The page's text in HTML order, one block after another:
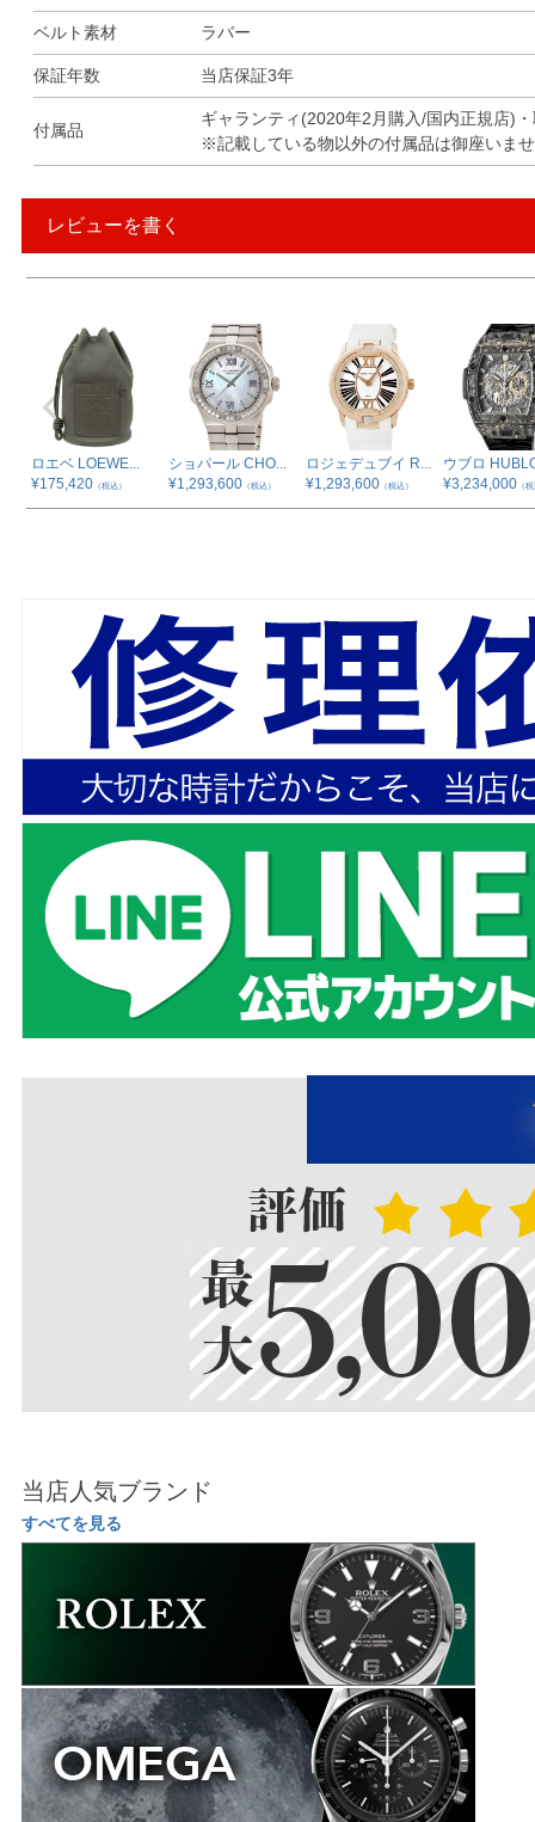
ベルト素材 ラバー
保証年数 当店保証3年
付属品
ギャランティ(2020年2月購入/国内正規店)
※記載している物以外の付属品は御座いま
レビューを書く
ロエベ LOEWE...
¥175,420 （税込）
ショパール CHO...
¥1,293,600 （税込）
ロジェデュブイ R...
¥1,293,600 （税込）
ウブロ
¥3,234,000 （
当店人気ブランド
すべてを見る